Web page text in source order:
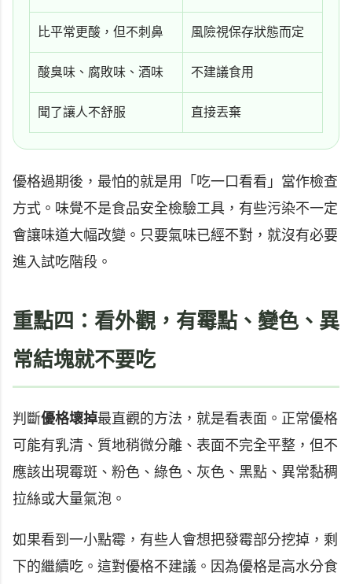
比平常更酸，但不刺鼻 風險視保存狀態而定
酸臭味、腐敗味、酒味 不建議食用
聞了讓人不舒服 直接丟棄
優格過期後，最怕的就是用「吃一口看看」當作檢查
方式。味覺不是食品安全檢驗工具，有些污染不一定
會讓味道大幅改變。只要氣味已經不對，就沒有必要
進入試吃階段。
重點四：看外觀，有霉點、變色、異
常結塊就不要吃
判斷優格壞掉最直觀的方法，就是看表面。正常優格
可能有乳清、質地稍微分離、表面不完全平整，但不
應該出現霉斑、粉色、綠色、灰色、黑點、異常黏稠
拉絲或大量氣泡。
如果看到一小點霉，有些人會想把發霉部分挖掉，剩
下的繼續吃。這對優格不建議。因為優格是高水分食